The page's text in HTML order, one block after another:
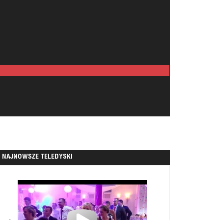
NAJNOWSZE TELEDYSKI